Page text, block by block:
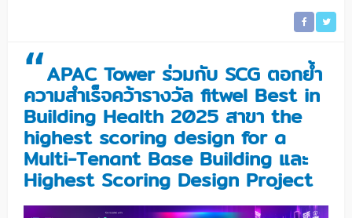
“APAC Tower ร่วมกับ SCG ตอกย้ำ
ความสำเร็จคว้ารางวัล fitwel Best in
Building Health 2025 สาขา the
highest scoring design for a
Multi-Tenant Base Building และ
Highest Scoring Design Project